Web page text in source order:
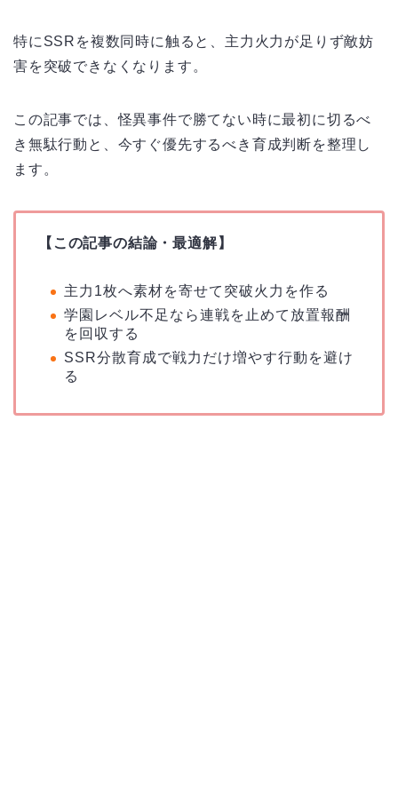
特にSSRを複数同時に触ると、主力火力が足りず敵妨
害を突破できなくなります。
この記事では、怪異事件で勝てない時に最初に切るべ
き無駄行動と、今すぐ優先するべき育成判断を整理し
ます。
【この記事の結論・最適解】
主力1枚へ素材を寄せて突破火力を作る
学園レベル不足なら連戦を止めて放置報酬
を回収する
SSR分散育成で戦力だけ増やす行動を避け
る